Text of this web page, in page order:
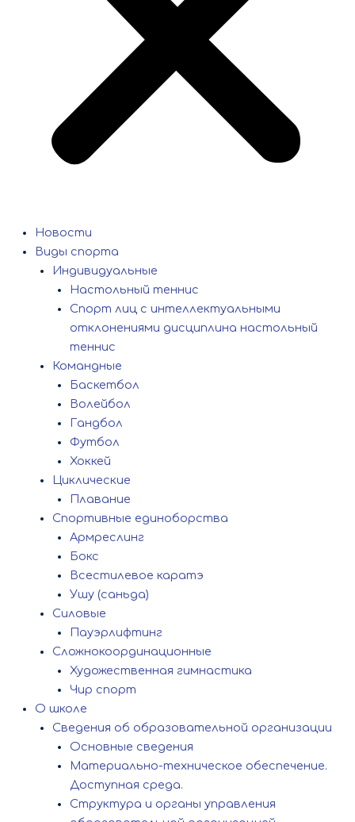
Новости
Виды спорта
Индивидуальные
Настольный теннис
Спорт лиц с интеллектуальными
отклонениями дисциплина настольный
теннис
Командные
Баскетбол
Волейбол
Гандбол
Футбол
Хоккей
Циклические
Плавание
Спортивные единоборства
Армреслинг
Бокс
Всестилевое каратэ
Ушу (саньда)
Силовые
Пауэрлифтинг
Сложнокоординационные
Художественная гимнастика
Чир спорт
О школе
Сведения об образовательной организации
Основные сведения
Материально-техническое обеспечение.
Доступная среда.
Структура и органы управления